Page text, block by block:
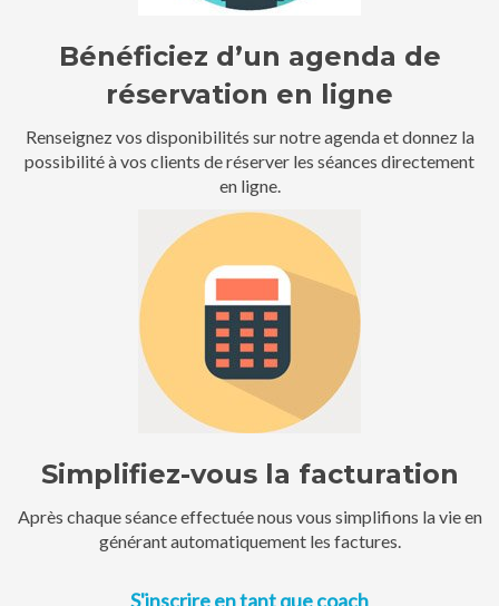
Bénéficiez d’un agenda de
réservation en ligne
Renseignez vos disponibilités sur notre agenda et donnez la
possibilité à vos clients de réserver les séances directement
en ligne.
Simplifiez-vous la facturation
Après chaque séance effectuée nous vous simplifions la vie en
générant automatiquement les factures.
S'inscrire en tant que coach